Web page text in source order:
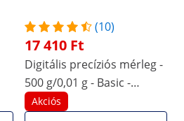
(10)
17 410 Ft
Digitális precíziós mérleg -
500 g/0,01 g - Basic -
szélfogóval
Akciós